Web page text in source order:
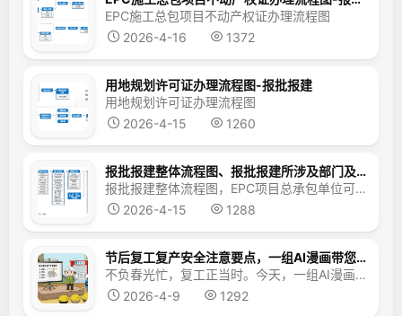
EPC施工总包项目不动产权证办理流程图
2026-4-16
1372
用地规划许可证办理流程图-报批报建
用地规划许可证办理流程图
2026-4-15
1260
报批报建整体流程图、报批报建所涉及部门及职能、报批报建产生费用
报批报建整体流程图，EPC项目总承包单位可以参考一下
2026-4-15
1288
节后复工复产安全注意要点，一组AI漫画带您看~
不负春光忙，复工正当时。今天，一组AI漫画带您走进节后复工复产安全注意要点。绷紧安全弦，筑牢防护线。新的一年开局稳、步步安01 复工安全交底项目复工复产的号角已吹响，要做好新入场工人的安全教育培训，让规章入脑、让技能在手。定期开展应急演练，全面提升全员安全意识和应急处置能力，为项目建设注入坚实力量。02设备检查维保春节假期后，各类设备设施将迎来“...
2026-4-9
1292